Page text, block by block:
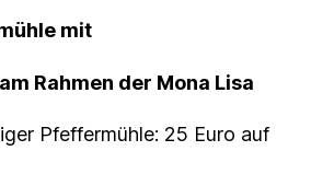
mit
Rahmen der Mona Lisa
Pfeffermühle: 25 Euro auf